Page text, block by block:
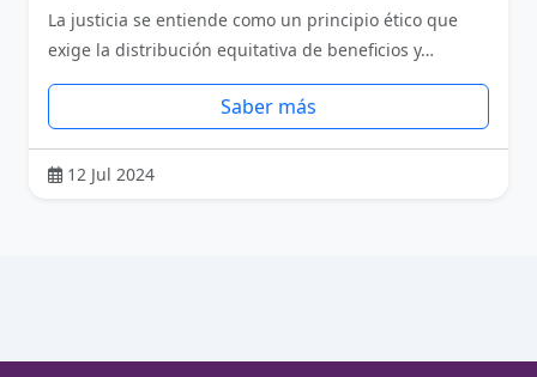
La justicia se entiende como un principio ético que
exige la distribución equitativa de beneficios y…
Saber más
12 Jul 2024